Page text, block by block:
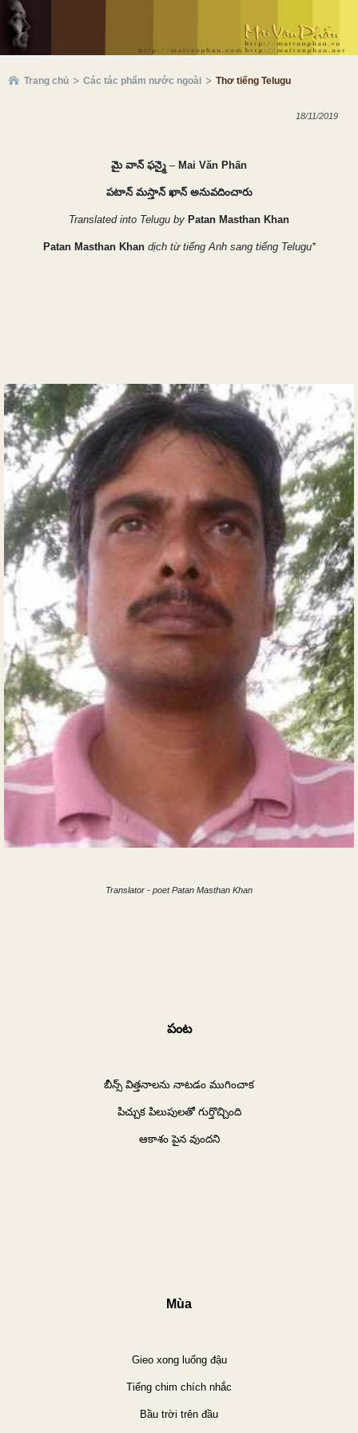
Trang chủ Các tác phẩm nước ngoài Thơ tiếng Telugu
18/11/2019
మై వాన్ ఫన్మై – Mai Văn Phấn
పటాన్ మస్తాన్ ఖాన్ అనువదించారు
Translated into Telugu by Patan Masthan Khan
Patan Masthan Khan dịch từ tiếng Anh sang tiếng Telugu*
Translator - poet Patan Masthan Khan
పంట
బీన్స్ విత్తనాలను నాటడం ముగించాక
పిచ్చుక పిలుపులతో గుర్తొచ్చింది
ఆకాశం పైన వుందని
Mùa
Gieo xong luống đậu
Tiếng chim chích nhắc
Bầu trời trên đầu